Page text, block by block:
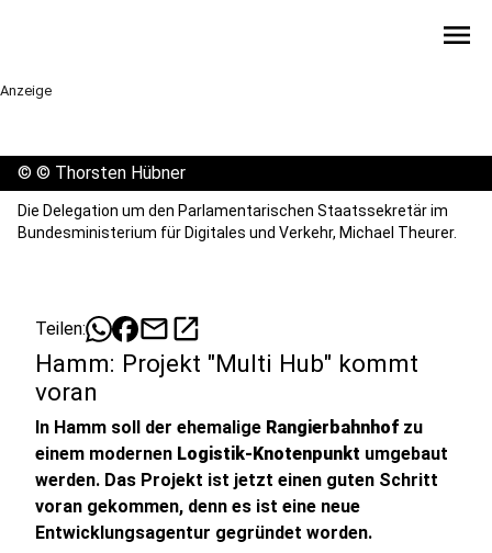
menu
Anzeige
© © Thorsten Hübner
Die Delegation um den Parlamentarischen Staatssekretär im
Bundesministerium für Digitales und Verkehr, Michael Theurer.
Teilen: mailopen_in_new
Hamm: Projekt "Multi Hub" kommt
voran
In Hamm soll der ehemalige Rangierbahnhof zu
einem modernen Logistik-Knotenpunkt umgebaut
werden. Das Projekt ist jetzt einen guten Schritt
voran gekommen, denn es ist eine neue
Entwicklungsagentur gegründet worden.